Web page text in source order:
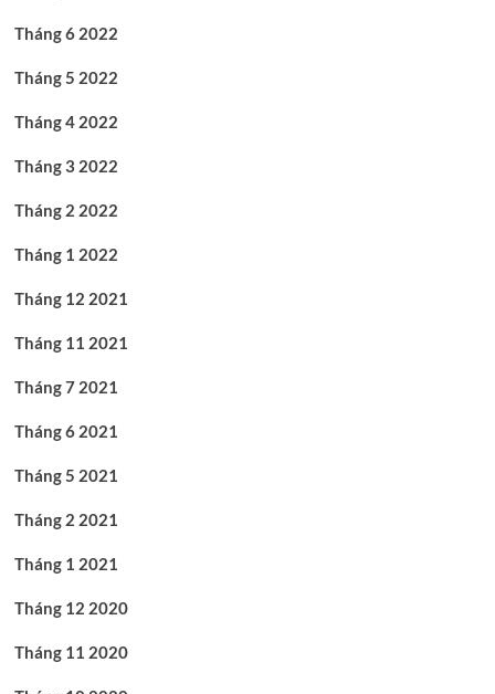
Tháng 6 2022
Tháng 5 2022
Tháng 4 2022
Tháng 3 2022
Tháng 2 2022
Tháng 1 2022
Tháng 12 2021
Tháng 11 2021
Tháng 7 2021
Tháng 6 2021
Tháng 5 2021
Tháng 2 2021
Tháng 1 2021
Tháng 12 2020
Tháng 11 2020